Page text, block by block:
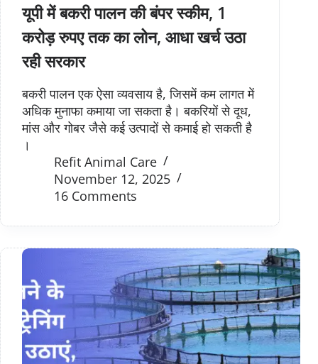
यूपी में बकरी पालन की बंपर स्कीम, 1
करोड़ रुपए तक का लोन, आधा खर्च उठा
रही सरकार
बकरी पालन एक ऐसा व्यवसाय है, जिसमें कम लागत में
अधिक मुनाफा कमाया जा सकता है। बकरियों से दूध,
मांस और गोबर जैसे कई उत्पादों से कमाई हो सकती है
।
Refit Animal Care
November 12, 2025
16 Comments